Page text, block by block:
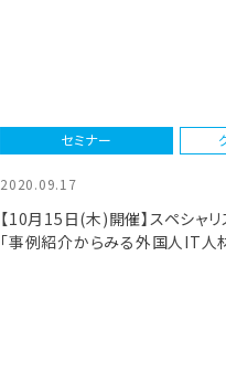
セミナー
2020.09.17
【10月15日(木)開催】スペシャリ
「事例紹介からみる外国人IT人